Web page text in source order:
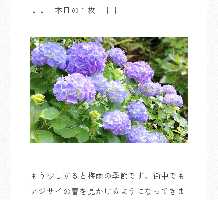
↓↓ 本日の１枚 ↓↓
もう少しすると梅雨の季節です。街中でも
アジサイの蕾を見かけるようになってきま